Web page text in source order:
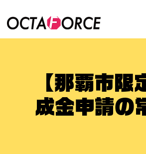
【那覇市
成金申請の